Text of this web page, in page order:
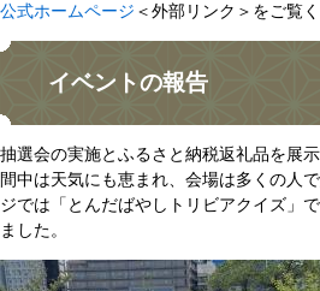
公式ホームページ ＜外部リンク＞ をご覧
イベントの報告
抽選会の実施とふるさと納税返礼品を展
間中は天気にも恵まれ、会場は多くの人
ジでは「とんだばやしトリビアクイズ」
ました。